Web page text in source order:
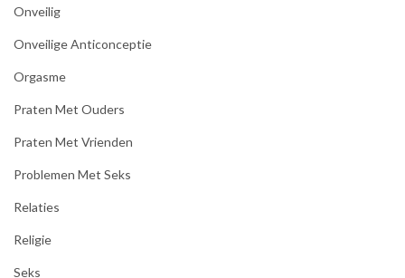
Onveilig
Onveilige Anticonceptie
Orgasme
Praten Met Ouders
Praten Met Vrienden
Problemen Met Seks
Relaties
Religie
Seks